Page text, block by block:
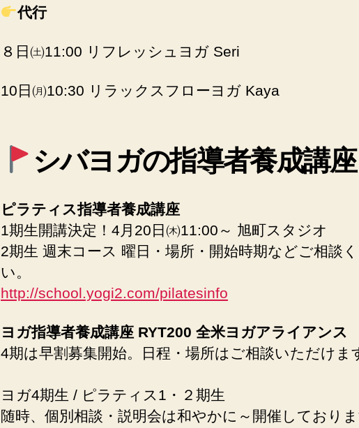
代行
８日㈯11:00 リフレッシュヨガ Seri
10日㈪10:30 リラックスフローヨガ Kaya
シバヨガの指導者養成講座
ピラティス指導者養成講座
1期生開講決定！4月20日㈭11:00～ 旭町スタジオ
2期生 週末コース 曜日・場所・開始時期などご相談
い。
http://school.yogi2.com/pilatesinfo
ヨガ指導者養成講座 RYT200 全米ヨガアライアンス
4期は早割募集開始。日程・場所はご相談いただけま
ヨガ4期生 / ピラティス1・２期生
随時、個別相談・説明会は和やかに～開催してお